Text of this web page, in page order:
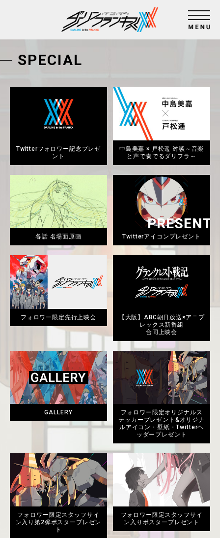
SPECIAL
Twitterフォロワー記念プレゼ
ント
中島美嘉 × 戸松遥 対談～音楽
と声で奏でるダリフラ～
各話 名場面原画 Twitterアイコンプレゼント
フォロワー限定先行上映会
【大阪】ABC朝日放送×アニプ
レックス新番組
合同上映会
GALLERY
フォロワー限定オリジナルス
テッカープレゼント&オリジナ
ルアイコン・壁紙・Twitterヘ
ッダープレゼント
フォロワー限定スタッフサイ
ン入り第2弾ポスタープレゼン
ト
フォロワー限定スタッフサイ
ン入りポスタープレゼント